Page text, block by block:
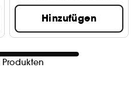
Hinzufügen